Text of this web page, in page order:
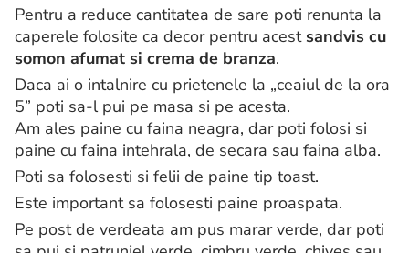
Pentru a reduce cantitatea de sare poti renunta la
caperele folosite ca decor pentru acestsandvis cu
somon afumat si crema de branza.
Daca ai o intalnire cu prietenele la „ceaiul de la ora
5” poti sa-l pui pe masa si pe acesta.
Am ales paine cu faina neagra, dar poti folosi si
paine cu faina intehrala, de secara sau faina alba.
Poti sa folosesti si felii de paine tip toast.
Este important sa folosesti paine proaspata.
Pe post de verdeata am pus marar verde, dar poti